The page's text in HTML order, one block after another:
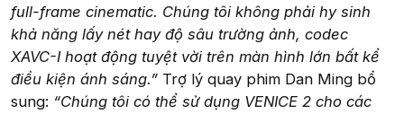
full-frame cinematic. Chúng tôi không phải hy sinh
khả năng lấy nét hay độ sâu trường ảnh, codec
XAVC-I hoạt động tuyệt vời trên màn hình lớn bất kể
điều kiện ánh sáng.” Trợ lý quay phim Dan Ming bổ
sung: “Chúng tôi có thể sử dụng VENICE 2 cho các